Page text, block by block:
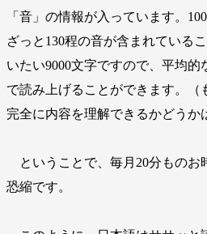
「音」の情報が入っています。
ざっと130程の音が含まれている
いたい9000文字ですので、平均的
で読み上げることができます。（
完全に内容を理解できるかどうか
ということで、毎月20分ものお
恐縮です。